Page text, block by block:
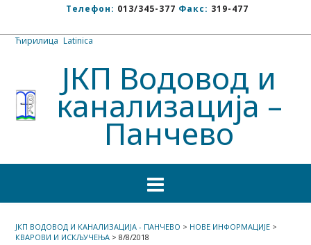
Телефон: 013/345-377 Факс: 319-477
Ћирилица Latinica
ЈКП Водовод и
канализација –
Панчево
ЈКП ВОДОВОД И КАНАЛИЗАЦИЈА - ПАНЧЕВО > НОВЕ ИНФОРМАЦИЈЕ >
КВАРОВИ И ИСКЉУЧЕЊА > 8/8/2018